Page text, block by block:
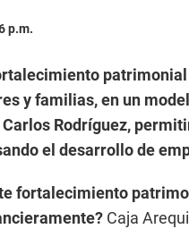
p.m.
y familias, en un
Rodríguez,
el desarrollo de
fortalecimiento
Caja